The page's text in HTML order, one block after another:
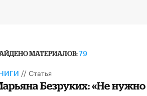
МАТЕРИАЛОВ: 79
// Статья
Безруких: «Не